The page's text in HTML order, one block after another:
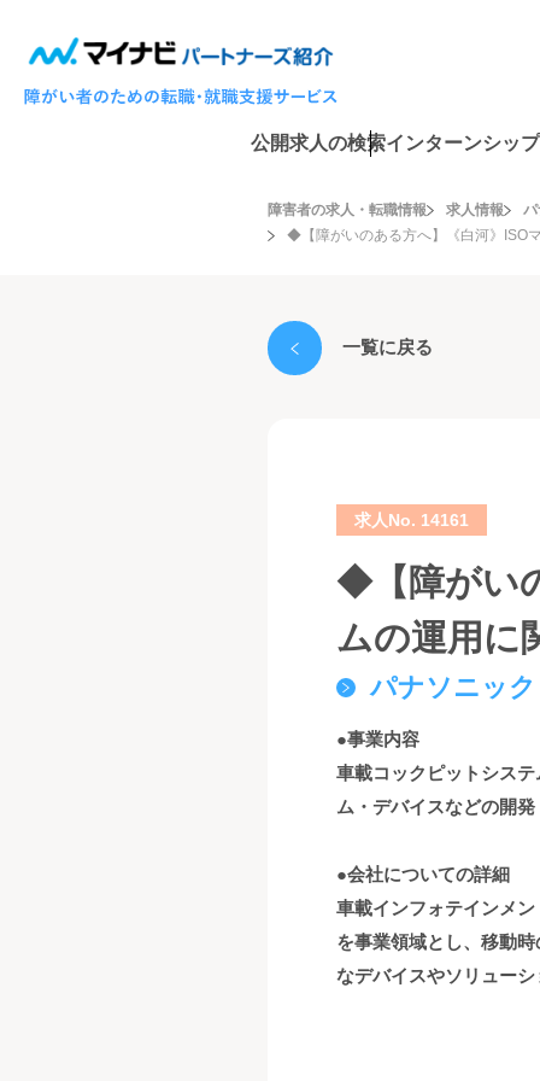
公開求人の検索インターンシッ
障害者の求人・転職情報 求人情報
◆【障がいのある方へ】《白河》ISO
一覧に戻る
求人No. 14161
◆【障がい
ムの運用に
パナソニッ
●事業内容
車載コックピットシス
ム・デバイスなどの開
●会社についての詳細
車載インフォテインメ
を事業領域とし、移動
なデバイスやソリュー